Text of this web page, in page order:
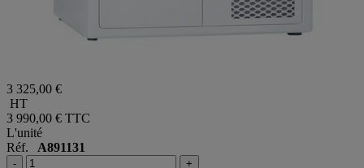
3 325,00 €
HT
3 990,00 €
L'unité
Réf.A891131